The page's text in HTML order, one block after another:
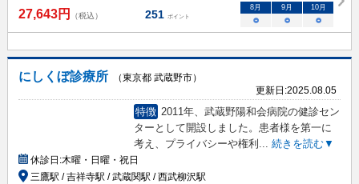
27,643円 （税込） 251 ポイント
8 月 9 月 10月
○ ○ ○
にしくぼ診療所
（東京都 武蔵野市）
更新日:2025.08.05
特徴 2011年、武蔵野陽和会病院の健診セン
ターとして開設しました。患者様を第一に
考え、プライバシーや権利 ... 続きを読む▼
休診日:木曜・日曜・祝日
三鷹駅 / 吉祥寺駅 / 武蔵関駅 / 西武柳沢駅